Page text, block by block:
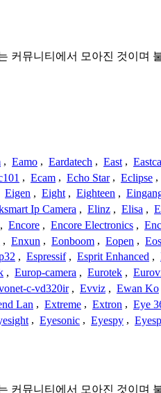
커뮤니티에서 모아진 것이며
, Eamo , Eardatech , East ,
, Ecam , Echo Star , Eclipse ,
Eigen , Eight , Eighteen ,
Ip Camera , Elinz , Elisa ,
, Encore , Encore Electronics ,
, Enxun , Eonboom , Eopen ,
, Espressif , Esprit Enhanced ,
, Europ-camera , Eurotek ,
c-vd320ir , Evviz , Ewan Ko
Lan , Extreme , Extron , Eye
, Eyesonic , Eyespy ,
커뮤니티에서 모아진 것이며